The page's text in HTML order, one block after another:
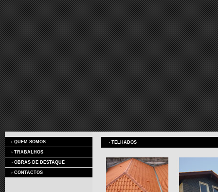
› QUEM SOMOS
› TRABALHOS
› OBRAS DE DESTAQUE
› CONTACTOS
› TELHADOS